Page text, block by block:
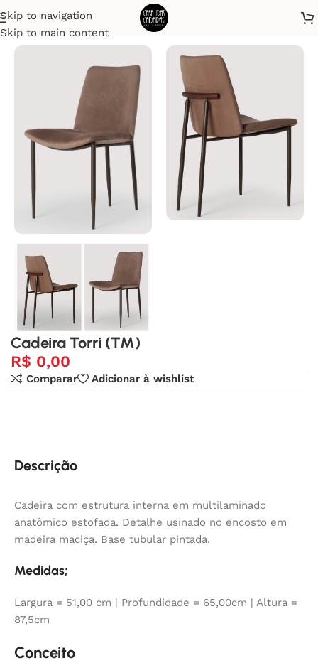
Skip to navigation
Skip to main content
Início Cadeiras
Cadeira Torri (TM)
R$ 0,00
Comparar Adicionar à wishlist
Descrição
Cadeira com estrutura interna em multilaminado
anatômico estofada. Detalhe usinado no encosto em
madeira maciça. Base tubular pintada.
Medidas;
Largura = 51,00 cm | Profundidade = 65,00cm | Altura =
87,5cm
Conceito